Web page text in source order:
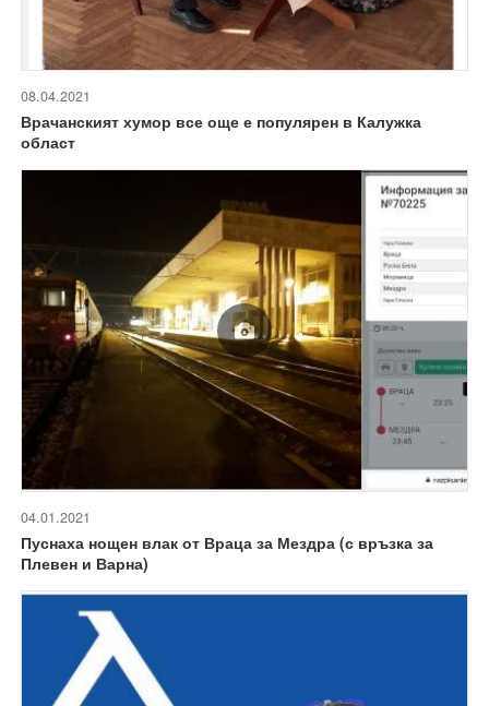
08.04.2021
Врачанският хумор все още е популярен в Калужка
област
04.01.2021
Пуснаха нощен влак от Враца за Мездра (с връзка за
Плевен и Варна)